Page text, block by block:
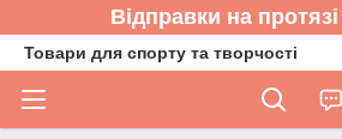
Відправки на
Товари для спорту та творчості